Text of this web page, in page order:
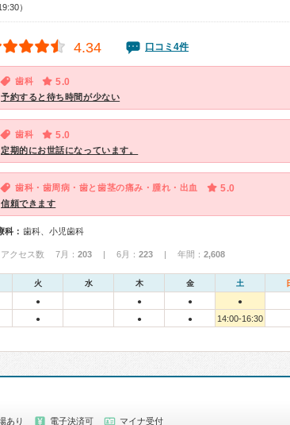
）
4.34 口コミ4件
歯科 5.0
予約すると待ち時間が少ない
歯科 5.0
定期的にお世話になっています。
歯科・歯周病・歯と歯茎の痛み・腫れ・出血 5.0
信頼できます
科： 歯科、小児歯科
アクセス数 7月： 203 | 6月： 223 | 年間： 2,608
火 水 木 金 土
● ● ● ●
● ● ● 14:00-16:30
あり 電子決済可 マイナ受付